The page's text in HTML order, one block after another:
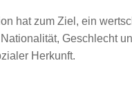
hat zum Ziel, ein
Geschlecht
Herkunft.